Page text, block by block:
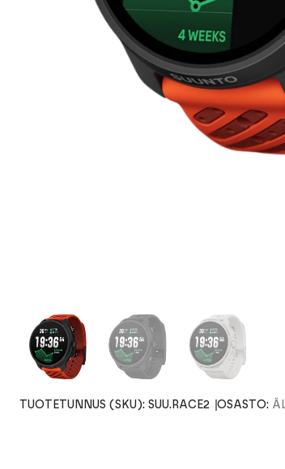
TUOTETUNNUS (SKU): SUU.RACE2 OSASTO: